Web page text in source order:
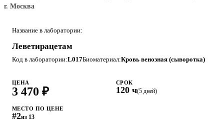
г. Москва
Название в лаборатории:
Леветирацетам
Код в лаборатории:L017Биоматериал:Кровь венозная (сыворотка)
ЦЕНА
3 470 ₽
СРОК
120 ч(5 дней)
МЕСТО ПО ЦЕНЕ
#2из 13